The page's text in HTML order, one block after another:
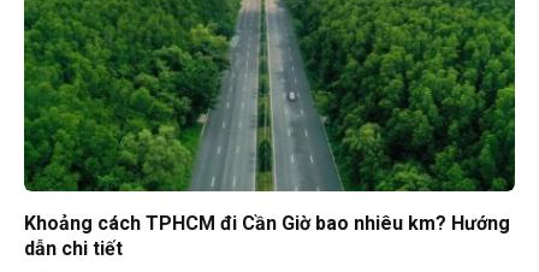
Khoảng cách TPHCM đi Cần Giờ bao nhiêu km? Hướng
dẫn chi tiết